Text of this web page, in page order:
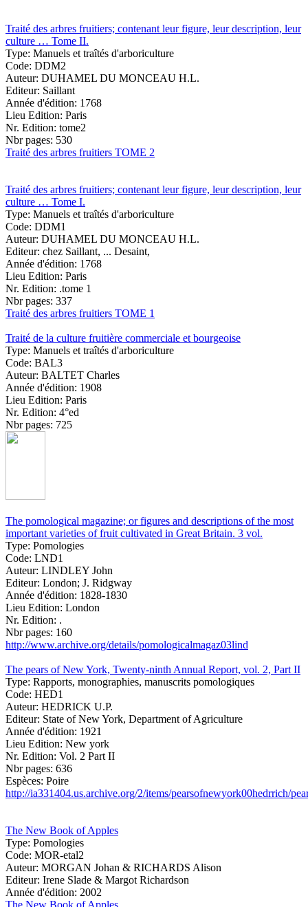
Traité des arbres fruitiers; contenant leur figure, leur description, leur
culture … Tome II.
Type: Manuels et traîtés d'arboriculture
Code: DDM2
Auteur: DUHAMEL DU MONCEAU H.L.
Editeur: Saillant
Année d'édition: 1768
Lieu Edition: Paris
Nr. Edition: tome2
Nbr pages: 530
Traité des arbres fruitiers TOME 2
Traité des arbres fruitiers; contenant leur figure, leur description, leur
culture … Tome I.
Type: Manuels et traîtés d'arboriculture
Code: DDM1
Auteur: DUHAMEL DU MONCEAU H.L.
Editeur: chez Saillant, ... Desaint,
Année d'édition: 1768
Lieu Edition: Paris
Nr. Edition: .tome 1
Nbr pages: 337
Traité des arbres fruitiers TOME 1
Traité de la culture fruitière commerciale et bourgeoise
Type: Manuels et traîtés d'arboriculture
Code: BAL3
Auteur: BALTET Charles
Année d'édition: 1908
Lieu Edition: Paris
Nr. Edition: 4°ed
Nbr pages: 725
The pomological magazine; or figures and descriptions of the most
important varieties of fruit cultivated in Great Britain. 3 vol.
Type: Pomologies
Code: LND1
Auteur: LINDLEY John
Editeur: London; J. Ridgway
Année d'édition: 1828-1830
Lieu Edition: London
Nr. Edition: .
Nbr pages: 160
http://www.archive.org/details/pomologicalmagaz03lind
The pears of New York, Twenty-ninth Annual Report, vol. 2, Part II
Type: Rapports, monographies, manuscrits pomologiques
Code: HED1
Auteur: HEDRICK U.P.
Editeur: State of New York, Department of Agriculture
Année d'édition: 1921
Lieu Edition: New york
Nr. Edition: Vol. 2 Part II
Nbr pages: 636
Espèces: Poire
http://ia331404.us.archive.org/2/items/pearsofnewyork00hedrrich/
The New Book of Apples
Type: Pomologies
Code: MOR-etal2
Auteur: MORGAN Johan & RICHARDS Alison
Editeur: Irene Slade & Margot Richardson
Année d'édition: 2002
The New Book of Apples